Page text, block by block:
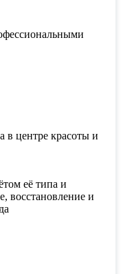
в центре красоты и
её типа и
восстановление и